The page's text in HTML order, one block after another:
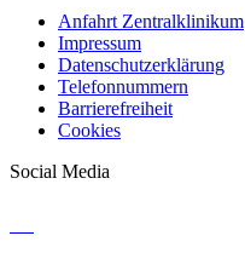
Anfahrt Zentralklinikum
Impressum
Datenschutzerklärung
Telefonnummern
Barrierefreiheit
Cookies
Social Media